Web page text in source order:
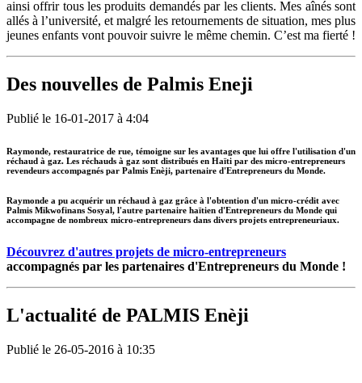
ainsi offrir tous les produits demandés par les clients. Mes aînés sont
allés à l’université, et malgré les retournements de situation, mes plus
jeunes enfants vont pouvoir suivre le même chemin. C’est ma fierté !
Des nouvelles de Palmis Eneji
Publié le 16-01-2017 à 4:04
Raymonde, restauratrice de rue, témoigne sur les avantages que lui offre l'utilisation d'un
réchaud à gaz. Les réchauds à gaz sont distribués en Haïti par des micro-entrepreneurs
revendeurs accompagnés par Palmis Enèji, partenaire d'Entrepreneurs du Monde.
Raymonde a pu acquérir un réchaud à gaz grâce à l'obtention d'un micro-crédit avec
Palmis Mikwofinans Sosyal, l'autre partenaire haïtien d'Entrepreneurs du Monde qui
accompagne de nombreux micro-entrepreneurs dans divers projets entrepreneuriaux.
Découvrez d'autres projets de micro-entrepreneurs
accompagnés par les partenaires d'Entrepreneurs du Monde !
L'actualité de PALMIS Enèji
Publié le 26-05-2016 à 10:35